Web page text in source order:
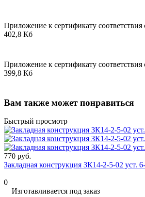
Приложение к сертификату соответствия
402,8 Кб
Приложение к сертификату соответствия
399,8 Кб
Вам также может понравиться
Быстрый просмотр
770 руб.
Закладная конструкция ЗК14-2-5-02 уст.
0
Изготавливается под заказ